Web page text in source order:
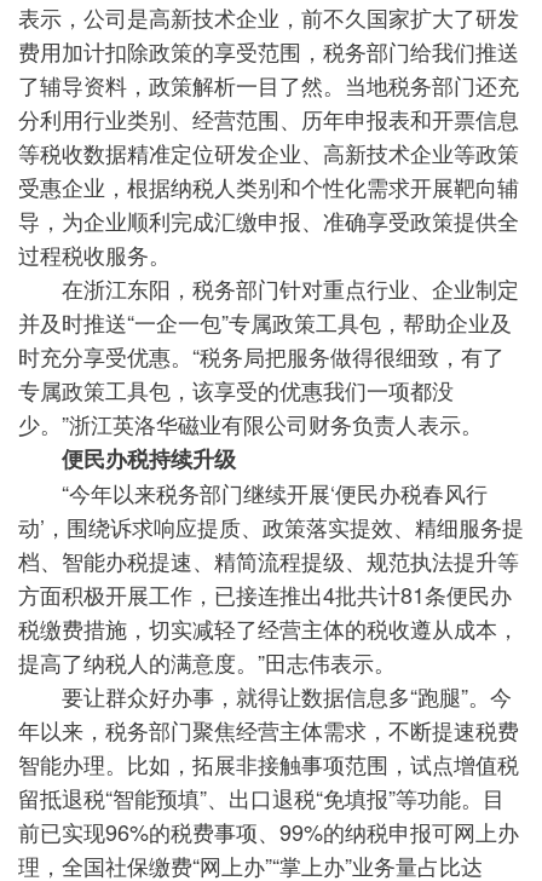
表示，公司是高新技术企业，前不久国家扩大了研发
费用加计扣除政策的享受范围，税务部门给我们推送
了辅导资料，政策解析一目了然。当地税务部门还充
分利用行业类别、经营范围、历年申报表和开票信息
等税收数据精准定位研发企业、高新技术企业等政策
受惠企业，根据纳税人类别和个性化需求开展靶向辅
导，为企业顺利完成汇缴申报、准确享受政策提供全
过程税收服务。
在浙江东阳，税务部门针对重点行业、企业制定
并及时推送“一企一包”专属政策工具包，帮助企业及
时充分享受优惠。“税务局把服务做得很细致，有了
专属政策工具包，该享受的优惠我们一项都没
少。”浙江英洛华磁业有限公司财务负责人表示。
便民办税持续升级
“今年以来税务部门继续开展‘便民办税春风行
动’，围绕诉求响应提质、政策落实提效、精细服务提
档、智能办税提速、精简流程提级、规范执法提升等
方面积极开展工作，已接连推出4批共计81条便民办
税缴费措施，切实减轻了经营主体的税收遵从成本，
提高了纳税人的满意度。”田志伟表示。
要让群众好办事，就得让数据信息多“跑腿”。今
年以来，税务部门聚焦经营主体需求，不断提速税费
智能办理。比如，拓展非接触事项范围，试点增值税
留抵退税“智能预填”、出口退税“免填报”等功能。目
前已实现96%的税费事项、99%的纳税申报可网上办
理，全国社保缴费“网上办”“掌上办”业务量占比达